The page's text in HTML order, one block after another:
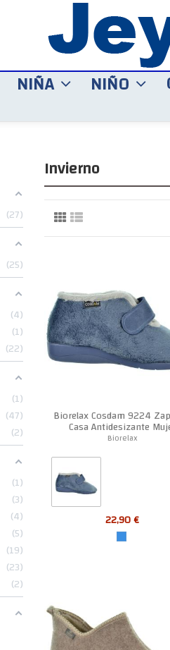
NIÑA NIÑO
Invierno
Biorelax Cosdam 9224
Casa Antidesizante
Biorelax
22,90 €
27
25
4
1
22
1
47
2
1
3
4
5
19
23
2